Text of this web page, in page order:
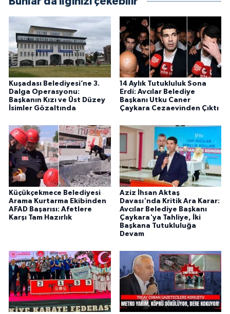
Kuşadası Belediyesi’ne 3.
Dalga Operasyonu:
Başkanın Kızı ve Üst Düzey
İsimler Gözaltında
14 Aylık Tutukluluk Sona
Erdi: Avcılar Belediye
Başkanı Utku Caner
Çaykara Cezaevinden Çıktı
Küçükçekmece Belediyesi
Arama Kurtarma Ekibinden
AFAD Başarısı: Afetlere
Karşı Tam Hazırlık
Aziz İhsan Aktaş
Davası'nda Kritik Ara Karar:
Avcılar Belediye Başkanı
Çaykara'ya Tahliye, İki
Başkana Tutukluluğa
Devam